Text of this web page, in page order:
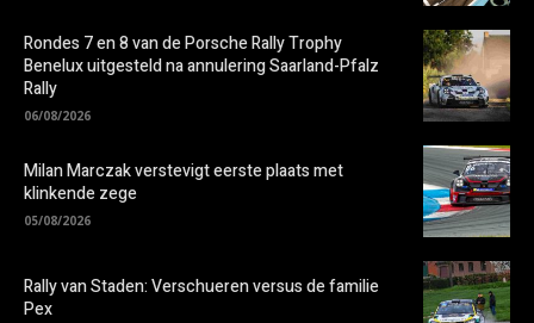
Rondes 7 en 8 van de Porsche Rally Trophy
Benelux uitgesteld na annulering Saarland-Pfalz
Rally
06/08/2026
Milan Marczak verstevigt eerste plaats met
klinkende zege
05/08/2026
Rally van Staden: Verschueren versus de familie
Pex